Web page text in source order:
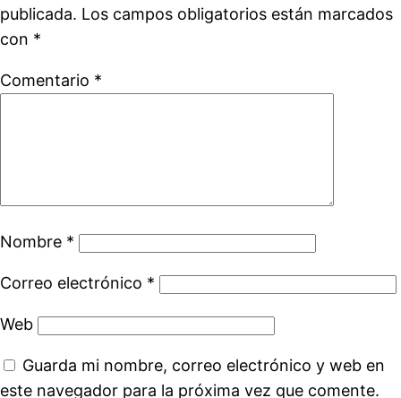
publicada. Los campos obligatorios están marcados
con *
Comentario *
Nombre *
Correo electrónico *
Web
Guarda mi nombre, correo electrónico y web en
este navegador para la próxima vez que comente.